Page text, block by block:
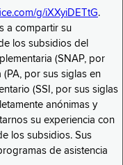
g/iXXyiDETtG.
a compartir su
los subsidios del
(SNAP, por
(PA, por sus siglas en
(SSI, por sus siglas
anónimas y
su experiencia con
los subsidios. Sus
de asistencia